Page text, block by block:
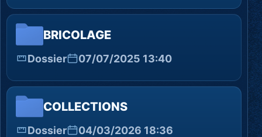
BRICOLAGE
Dossier 07/07/2025 13:40
COLLECTIONS
Dossier 04/03/2026 18:36